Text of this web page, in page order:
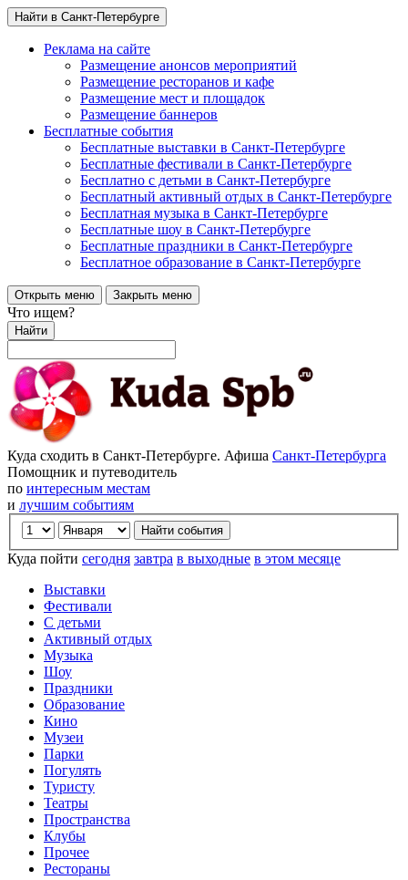
Найти в Санкт-Петербурге
Реклама на сайте
Размещение анонсов мероприятий
Размещение ресторанов и кафе
Размещение мест и площадок
Размещение баннеров
Бесплатные события
Бесплатные выставки в Санкт-Петербурге
Бесплатные фестивали в Санкт-Петербурге
Бесплатно с детьми в Санкт-Петербурге
Бесплатный активный отдых в Санкт-Петербурге
Бесплатная музыка в Санкт-Петербурге
Бесплатные шоу в Санкт-Петербурге
Бесплатные праздники в Санкт-Петербурге
Бесплатное образование в Санкт-Петербурге
Открыть меню Закрыть меню
Что ищем?
Найти
Куда сходить в Санкт-Петербурге. Афиша Санкт-Петербурга
Помощник и путеводитель
по интересным местам
и лучшим событиям
Куда пойти сегодня завтра в выходные в этом месяце
Выставки
Фестивали
С детьми
Активный отдых
Музыка
Шоу
Праздники
Образование
Кино
Музеи
Парки
Погулять
Туристу
Театры
Пространства
Клубы
Прочее
Рестораны